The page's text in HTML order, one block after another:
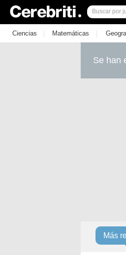
Ciencias | Matemáticas |
Se han
Más